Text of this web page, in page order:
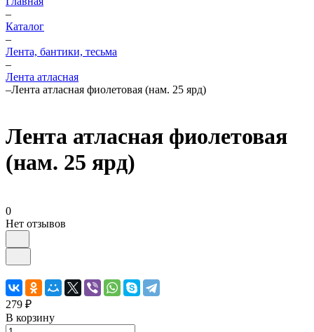
–
Каталог
–
Лента, бантики, тесьма
–
Лента атласная
–Лента атласная фиолетовая (нам. 25 ярд)
Лента атласная фиолетовая
(нам. 25 ярд)
0
Нет отзывов
279 ₽
В корзину